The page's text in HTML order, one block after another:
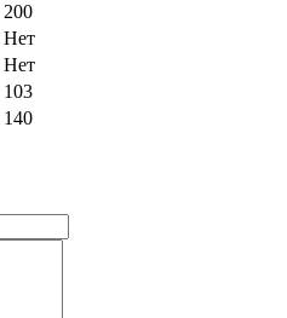
200
Нет
Нет
103
140